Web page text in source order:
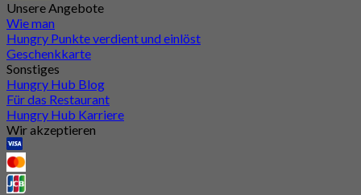
Unsere Angebote
Wie man
Hungry Punkte verdient und einlöst
Geschenkkarte
Sonstiges
Hungry Hub Blog
Für das Restaurant
Hungry Hub Karriere
Wir akzeptieren